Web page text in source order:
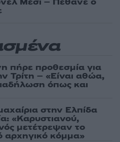
πήρε προθεσμία για
Τρίτη – «Είναι αθώα,
όπως και
στην Ελπίδα
«Καρυστιανού,
μετέτρεψαν το
αρχηγικό κόμμα»